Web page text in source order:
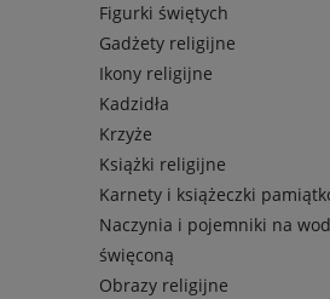
Figurki świętych
Gadżety religijne
Ikony religijne
Kadzidła
Krzyże
Książki religijne
Karnety i książeczki
Naczynia i pojemniki na
święconą
Obrazy religijne